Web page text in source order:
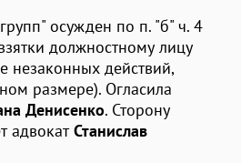
осужден по п. "б" ч. 4
должностному лицу
незаконных действий,
размере). Огласила
Денисенко. Сторону
адвокатСтанислав